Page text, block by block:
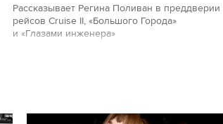
Рассказывает Регина Поливан в преддверии
рейсов Cruise II, «Большого Города»
и «Глазами инженера»